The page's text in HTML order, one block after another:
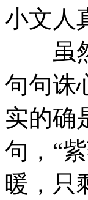
小文人
虽然
句句诛
实的确
句，“
暖，只